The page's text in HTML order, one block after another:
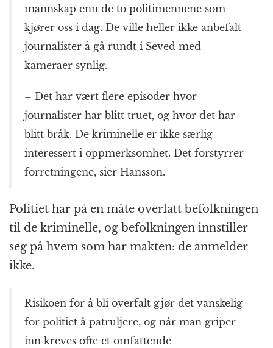
mannskap enn de to politimennene som
kjører oss i dag. De ville heller ikke anbefalt
journalister å gå rundt i Seved med
kameraer synlig.
– Det har vært flere episoder hvor
journalister har blitt truet, og hvor det har
blitt bråk. De kriminelle er ikke særlig
interessert i oppmerksomhet. Det forstyrrer
forretningene, sier Hansson.
Politiet har på en måte overlatt befolkningen
til de kriminelle, og befolkningen innstiller
seg på hvem som har makten: de anmelder
ikke.
Risikoen for å bli overfalt gjør det vanskelig
for politiet å patruljere, og når man griper
inn kreves ofte et omfattende